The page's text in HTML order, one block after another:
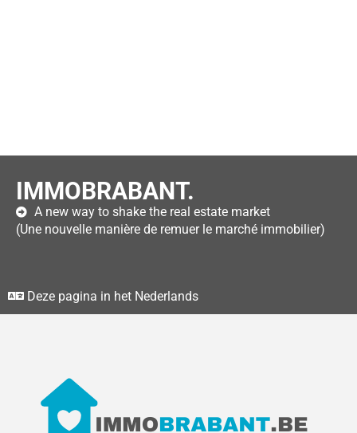
IMMOBRABANT.
A new way to shake the real estate market
(Une nouvelle manière de remuer le marché immobilier)
Deze pagina in het Nederlands